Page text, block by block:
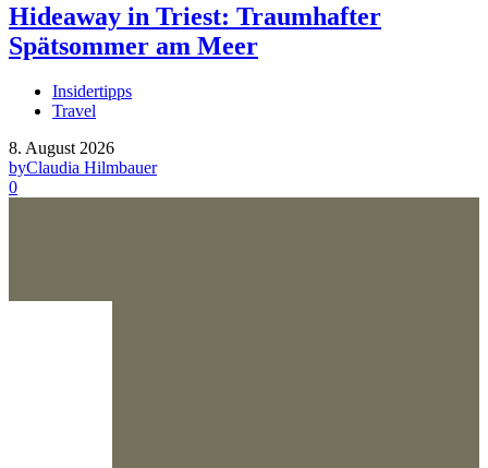
Hideaway in Triest: Traumhafter
Spätsommer am Meer
Insidertipps
Travel
8. August 2026
byClaudia Hilmbauer
0